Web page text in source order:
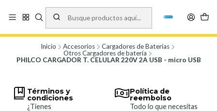
Vísita nuestro local en Los Agustinos 5478, Ñuñoa. Lunes a Viernes 9.30 a
19.00, Sábados 10:00 a 19:00 y Domingos de 10:00 a 17:00
Inicio Accesorios
Cargadores de Baterías
Otros Cargadores de batería
PHILCO CARGADOR T. CELULAR 220V 2A USB - micro USB
Términos y
condiciones
¿Tienes
Política de
reembolso
Todo lo que necesitas